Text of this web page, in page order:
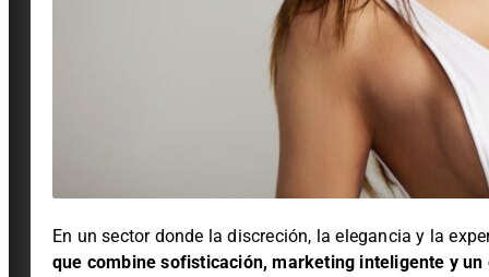
En un sector donde la discreción, la elegancia y la
que combine sofisticación, marketing inteligente y